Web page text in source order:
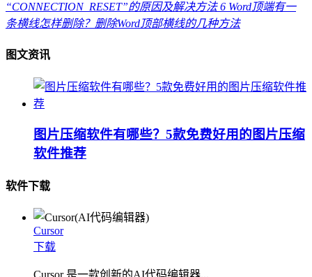
“CONNECTION_RESET”的原因及解决方法 6 Word顶端有一
条横线怎样删除？删除Word顶部横线的几种方法
图文资讯
图片压缩软件有哪些？5款免费好用的图片压缩
软件推荐
软件下载
Cursor
下载
Cursor 是一款创新的AI代码编辑器...